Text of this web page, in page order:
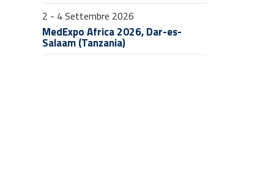
2 - 4 Settembre 2026
MedExpo Africa 2026, Dar-es-
Salaam (Tanzania)